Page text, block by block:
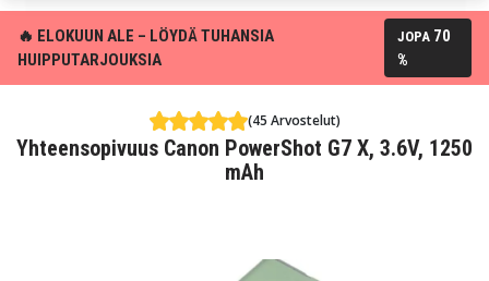
🔥 ELOKUUN ALE – LÖYDÄ TUHANSIA
HUIPPUTARJOUKSIA
JOPA 70
%
(45 Arvostelut)
Yhteensopivuus Canon PowerShot G7 X, 3.6V, 1250
mAh